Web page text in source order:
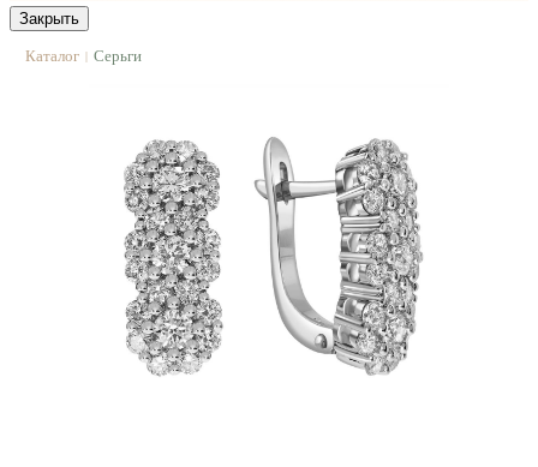
Закрыть
Каталог | Серьги